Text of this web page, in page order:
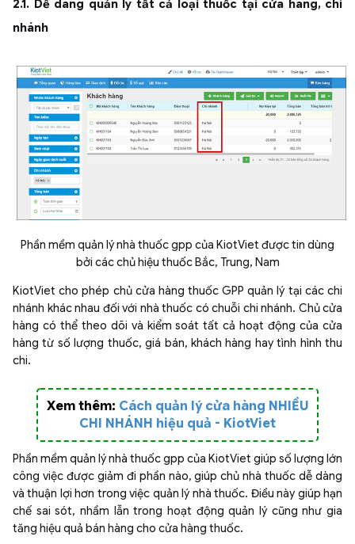
2.1. Dễ dàng quản lý tất cả loại thuốc tại cửa hàng, chi
nhánh
Phần mềm quản lý nhà thuốc gpp của KiotViet được tin dùng
bởi các chủ hiệu thuốc Bắc, Trung, Nam
KiotViet cho phép chủ cửa hàng thuốc GPP quản lý tại các chi
nhánh khác nhau đối với nhà thuốc có chuỗi chi nhánh. Chủ cửa
hàng có thể theo dõi và kiểm soát tất cả hoạt động của cửa
hàng từ số lượng thuốc, giá bán, khách hàng hay tình hình thu
chi.
Xem thêm: Cách quản lý cửa hàng NHIỀU
CHI NHÁNH hiệu quả - KiotViet
Phần mềm quản lý nhà thuốc gpp của KiotViet giúp số lượng lớn
công việc được giảm đi phần nào, giúp chủ nhà thuốc dễ dàng
và thuận lợi hơn trong việc quản lý nhà thuốc. Điều này giúp hạn
chế sai sót, nhầm lẫn trong hoạt động quản lý cũng như gia
tăng hiệu quả bán hàng cho cửa hàng thuốc.